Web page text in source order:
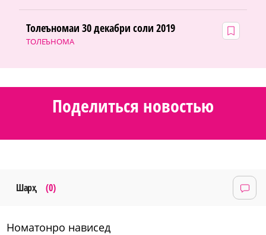
ТОЛЕЪНОМА
Толеъномаи 30 декабри соли 2019
Поделиться новостью
Шарҳ (0)
номатонро нависед